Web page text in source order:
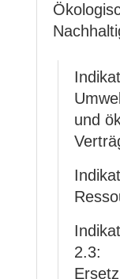
und
2.3: